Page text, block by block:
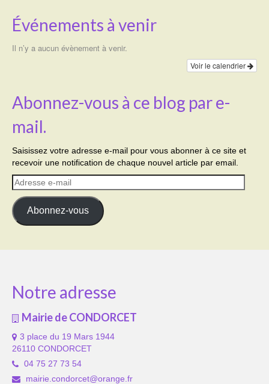
Événements à venir
Il n’y a aucun évènement à venir.
Voir le calendrier
Abonnez-vous à ce blog par e-
mail.
Saisissez votre adresse e-mail pour vous abonner à ce site et
recevoir une notification de chaque nouvel article par email.
Adresse
e-
mail
Abonnez-vous
Notre adresse
Mairie de CONDORCET
3 place du 19 Mars 1944
26110 CONDORCET
04 75 27 73 54
mairie.condorcet@orange.fr